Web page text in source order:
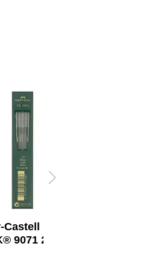
Castell Fallmine
9071 2 mm